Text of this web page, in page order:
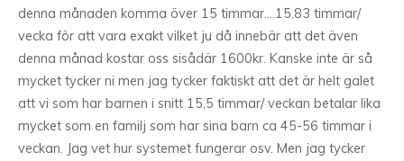
denna månaden komma över 15 timmar….15.83 timmar/
vecka för att vara exakt vilket ju då innebär att det även
denna månad kostar oss sisådär 1600kr. Kanske inte är så
mycket tycker ni men jag tycker faktiskt att det är helt galet
att vi som har barnen i snitt 15,5 timmar/ veckan betalar lika
mycket som en familj som har sina barn ca 45-56 timmar i
veckan. Jag vet hur systemet fungerar osv. Men jag tycker